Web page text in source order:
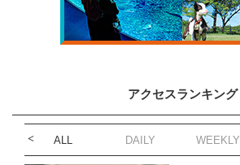
アクセスランキング
ALL DAILY WEEKLY